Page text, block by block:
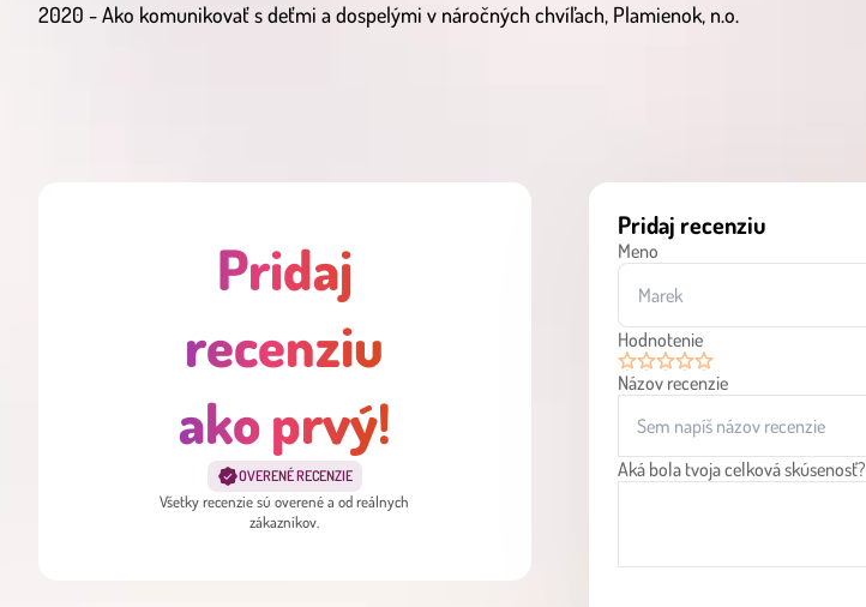
2020 - Ako komunikovať s deťmi a dospelými v náročných chvíľach, Plamienok, n.o.
Pridaj
recenziu
ako prvý!
OVERENÉ RECENZIE
Všetky recenzie sú overené a od reálnych
zákazníkov.
Pridaj recenziu
Meno
Hodnotenie
1 2 3 4 5
Názov recenzie
Aká bola tvoja celková skúsenosť?